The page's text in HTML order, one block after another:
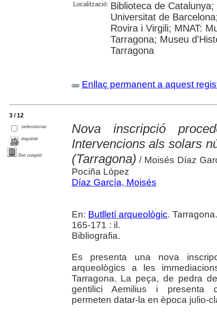
Localització: Biblioteca de
Universitat de
Rovira i Virgili; MNAT:
Tarragona; Museu
Tarragona
Enllaç permanent a aquest
3 / 12
seleccionar
imprimir
Text complet
Nova inscripció
Intervencions als solars
(Tarragona) / Moisés Díaz
Pociña López
Díaz García, Moisés
En: Butlletí arqueològic.
165-171 : il.
Bibliografia.
Es presenta una nova
arqueològics a les
Tarragona. La peça, de pedra
gentilici Aemilius i presenta
permeten datar-la en època julio-